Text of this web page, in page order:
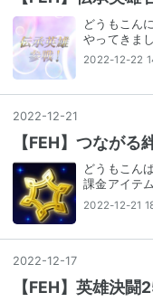
どうもこん
やってきま
2022-12-22
2022-12-21
【FEH】つなが
どうもこん
課金アイテ
2022-12-21
2022-12-17
【FEH】英雄決